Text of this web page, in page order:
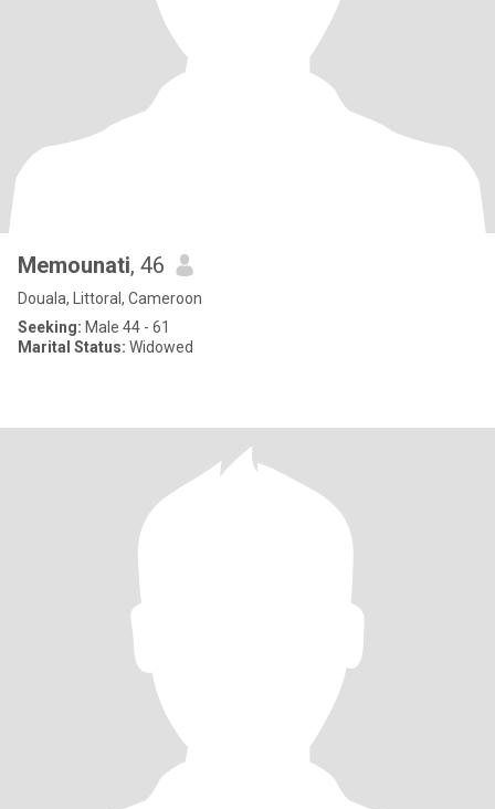
Memounati, 46
Douala, Littoral, Cameroon
Seeking: Male 44 - 61
Marital Status: Widowed